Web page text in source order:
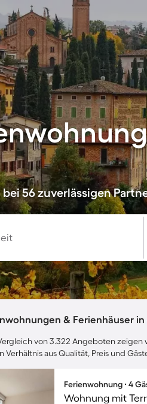
56 zuverlässigen
& Ferienhäuser in
von 3.322 Angeboten
Verhältnis aus Qualität, Preis und
Ferienwohnung ∙ 4
Wohnung mit